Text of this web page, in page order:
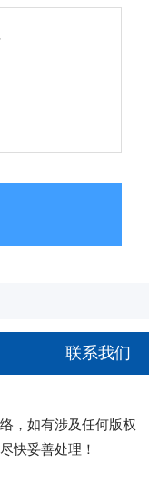
联系我们
，如有涉及任何版权
快妥善处理！